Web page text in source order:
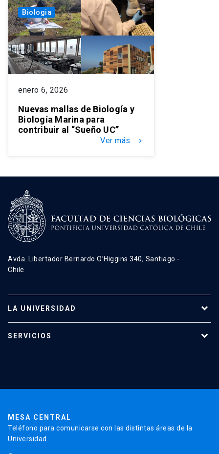
Biologia
enero 6, 2026
Nuevas mallas de Biología y
Biología Marina para
contribuir al “Sueño UC”
Ver más keyboard_arrow_right
Avda. Libertador Bernardo O’Higgins 340, Santiago -
Chile
LA UNIVERSIDAD
SERVICIOS
MESA CENTRAL
Teléfono para comunicarse con las distintas áreas de la
Universidad.